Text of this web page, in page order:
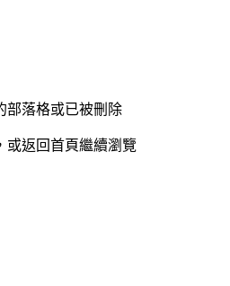
部落格或已被刪除
或返回首頁繼續瀏覽